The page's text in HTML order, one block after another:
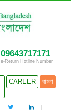
09643717171
e-Return Hotline Number
CAREER বাংলা